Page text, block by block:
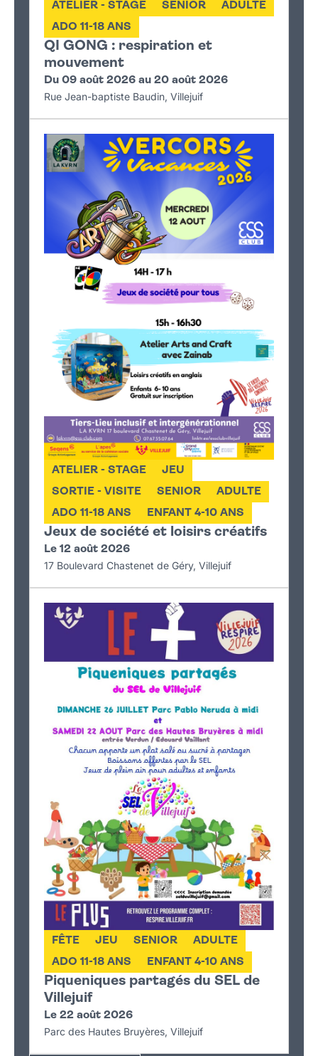
QI GONG : respiration et
mouvement
ATELIER - STAGE SENIOR
ADULTE
ADO 11-18 ANS
Du 09 août 2026 au 20 août 2026
Rue Jean-baptiste Baudin, Villejuif
Jeux de société et loisirs créatifs
ATELIER - STAGE
JEU
SORTIE - VISITE
SENIOR
ADULTE
ADO 11-18 ANS
ENFANT 4-10 ANS
Le 12 août 2026
17 Boulevard Chastenet de Géry, Villejuif
Piqueniques partagés du SEL de
Villejuif
FÊTE JEU SENIOR
ADULTE
ADO 11-18 ANS
ENFANT 4-10 ANS
Le 22 août 2026
Parc des Hautes Bruyères, Villejuif